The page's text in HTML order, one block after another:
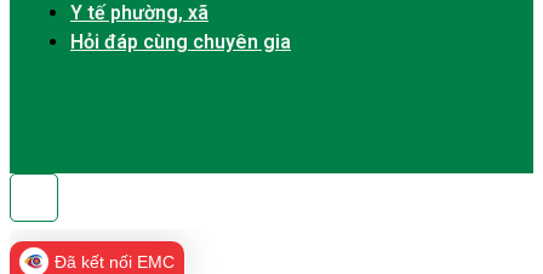
Y tế phường, xã
Hỏi đáp cùng chuyên gia
Đã kết nối EMC